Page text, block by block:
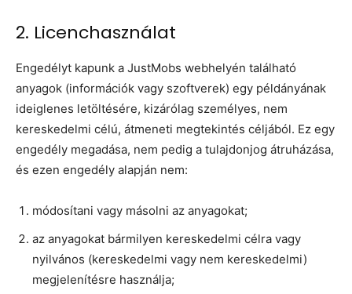
2. Licenchasználat
Engedélyt kapunk a JustMobs webhelyén található
anyagok (információk vagy szoftverek) egy példányának
ideiglenes letöltésére, kizárólag személyes, nem
kereskedelmi célú, átmeneti megtekintés céljából. Ez egy
engedély megadása, nem pedig a tulajdonjog átruházása,
és ezen engedély alapján nem:
módosítani vagy másolni az anyagokat;
az anyagokat bármilyen kereskedelmi célra vagy
nyilvános (kereskedelmi vagy nem kereskedelmi)
megjelenítésre használja;